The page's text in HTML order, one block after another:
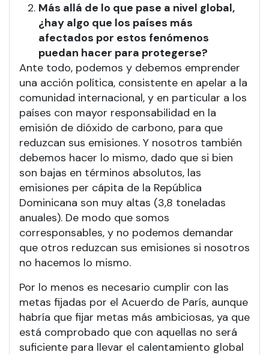
Más allá de lo que pase a nivel global,
¿hay algo que los países más
afectados por estos fenómenos
puedan hacer para protegerse?
Ante todo, podemos y debemos emprender
una acción política, consistente en apelar a la
comunidad internacional, y en particular a los
países con mayor responsabilidad en la
emisión de dióxido de carbono, para que
reduzcan sus emisiones. Y nosotros también
debemos hacer lo mismo, dado que si bien
son bajas en términos absolutos, las
emisiones per cápita de la República
Dominicana son muy altas (3,8 toneladas
anuales). De modo que somos
corresponsables, y no podemos demandar
que otros reduzcan sus emisiones si nosotros
no hacemos lo mismo.
Por lo menos es necesario cumplir con las
metas fijadas por el Acuerdo de París, aunque
habría que fijar metas más ambiciosas, ya que
está comprobado que con aquellas no será
suficiente para llevar el calentamiento global